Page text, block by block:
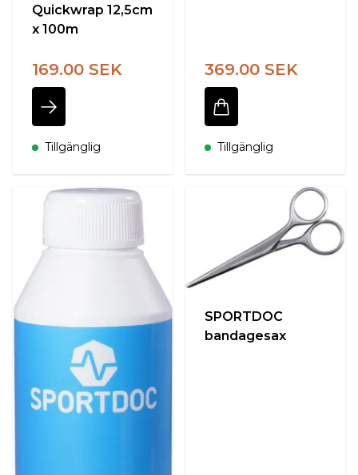
Quickwrap 12,5cm
x 100m
169.00 SEK
Tillgänglig
369.00 SEK
Tillgänglig
SPORTDOC
bandagesax